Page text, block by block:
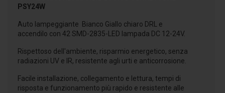
PSY24W
Auto lampeggiante Bianco Giallo chiaro DRL e
accendilo con 42 SMD-2835-LED lampada DC 12-24V.
Rispettoso dell'ambiente, risparmio energetico, senza
radiazioni UV e IR, resistente agli urti e anticorrosione.
Facile installazione, collegamento e lettura, tempi di
risposta e funzionamento più rapido e resistente alle